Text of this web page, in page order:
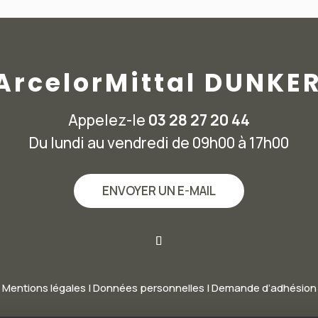
Appelez-le 03 28 27 20 44
Du lundi au vendredi de 09h00 à 17h00
ENVOYER UN E-MAIL
Mentions légales |Données personnelles |Demande d’adhésion